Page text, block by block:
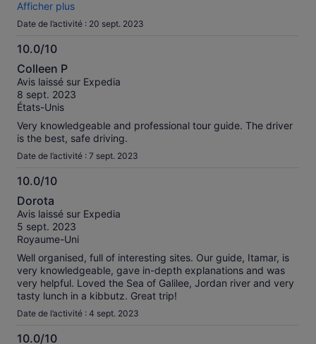
group carefully and helped in eventual complications.
Afficher plus
Date de l’activité : 20 sept. 2023
10.0/10
10.0
sur
10
Colleen P
Avis laissé sur Expedia
8 sept. 2023
États-Unis
Very knowledgeable and professional tour guide. The driver
is the best, safe driving.
Date de l’activité : 7 sept. 2023
10.0/10
10.0
sur
10
Dorota
Avis laissé sur Expedia
5 sept. 2023
Royaume-Uni
Well organised, full of interesting sites. Our guide, Itamar, is
very knowledgeable, gave in-depth explanations and was
very helpful. Loved the Sea of Galilee, Jordan river and very
tasty lunch in a kibbutz. Great trip!
Date de l’activité : 4 sept. 2023
10.0/10